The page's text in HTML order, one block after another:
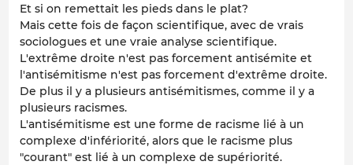
Et si on remettait les pieds dans le plat?
Mais cette fois de façon scientifique, avec de vrais
sociologues et une vraie analyse scientifique.
L'extrême droite n'est pas forcement antisémite et
l'antisémitisme n'est pas forcement d'extrême droite.
De plus il y a plusieurs antisémitismes, comme il y a
plusieurs racismes.
L'antisémitisme est une forme de racisme lié à un
complexe d'infériorité, alors que le racisme plus
"courant" est lié à un complexe de supériorité.